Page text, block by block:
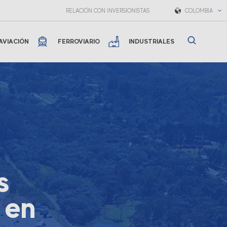
RELACIÓN CON INVERSIONISTAS COLOMBIA
FERROVIARIO INDUSTRIALES